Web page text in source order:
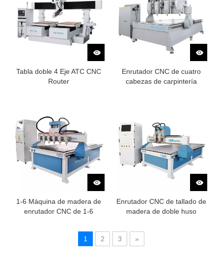
Tabla doble 4 Eje ATC CNC
Router
Enrutador CNC de cuatro
cabezas de carpintería
1-6 Máquina de madera de
enrutador CNC de 1-6
Enrutador CNC de tallado de
madera de doble huso
1 2 3 »